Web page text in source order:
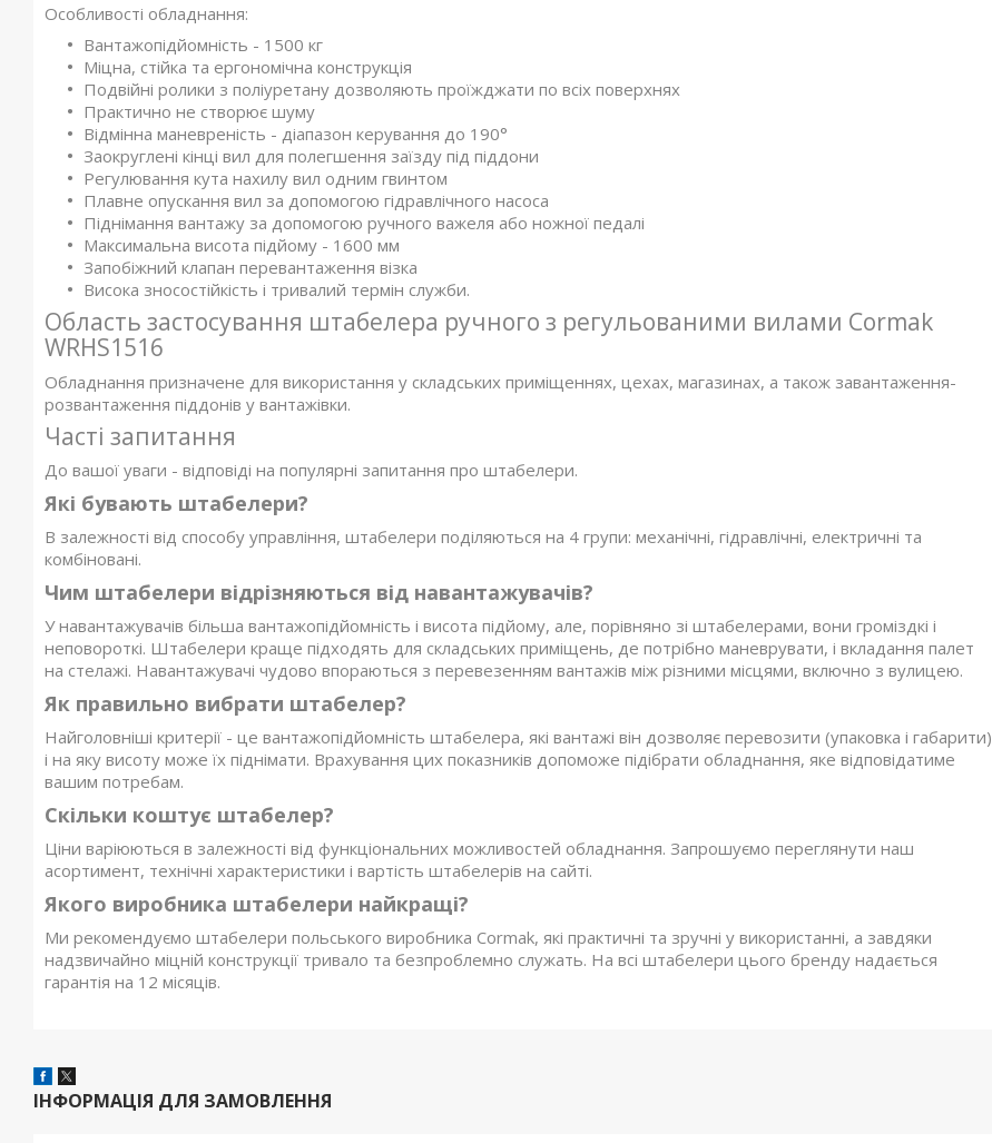
Особливості обладнання:
Вантажопідйомність - 1500 кг
Міцна, стійка та ергономічна конструкція
Подвійні ролики з поліуретану дозволяють проїжджати по всіх поверхнях
Практично не створює шуму
Відмінна маневреність - діапазон керування до 190°
Заокруглені кінці вил для полегшення заїзду під піддони
Регулювання кута нахилу вил одним гвинтом
Плавне опускання вил за допомогою гідравлічного насоса
Піднімання вантажу за допомогою ручного важеля або ножної педалі
Максимальна висота підйому - 1600 мм
Запобіжний клапан перевантаження візка
Висока зносостійкість і тривалий термін служби.
Область застосування штабелера ручного з регульованими вилами Cormak
WRHS1516
Обладнання призначене для використання у складських приміщеннях, цехах, магазинах, а також завантаження-
розвантаження піддонів у вантажівки.
Часті запитання
До вашої уваги - відповіді на популярні запитання про штабелери.
Які бувають штабелери?
В залежності від способу управління, штабелери поділяються на 4 групи: механічні, гідравлічні, електричні та
комбіновані.
Чим штабелери відрізняються від навантажувачів?
У навантажувачів більша вантажопідйомність і висота підйому, але, порівняно зі штабелерами, вони громіздкі і
неповороткі. Штабелери краще підходять для складських приміщень, де потрібно маневрувати, і вкладання палет
на стелажі. Навантажувачі чудово впораються з перевезенням вантажів між різними місцями, включно з вулицею.
Як правильно вибрати штабелер?
Найголовніші критерії - це вантажопідйомність штабелера, які вантажі він дозволяє перевозити (упаковка і габарити)
і на яку висоту може їх піднімати. Врахування цих показників допоможе підібрати обладнання, яке відповідатиме
вашим потребам.
Скільки коштує штабелер?
Ціни варіюються в залежності від функціональних можливостей обладнання. Запрошуємо переглянути наш
асортимент, технічні характеристики і вартість штабелерів на сайті.
Якого виробника штабелери найкращі?
Ми рекомендуємо штабелери польського виробника Cormak, які практичні та зручні у використанні, а завдяки
надзвичайно міцній конструкції тривало та безпроблемно служать. На всі штабелери цього бренду надається
гарантія на 12 місяців.
ІНФОРМАЦІЯ ДЛЯ ЗАМОВЛЕННЯ